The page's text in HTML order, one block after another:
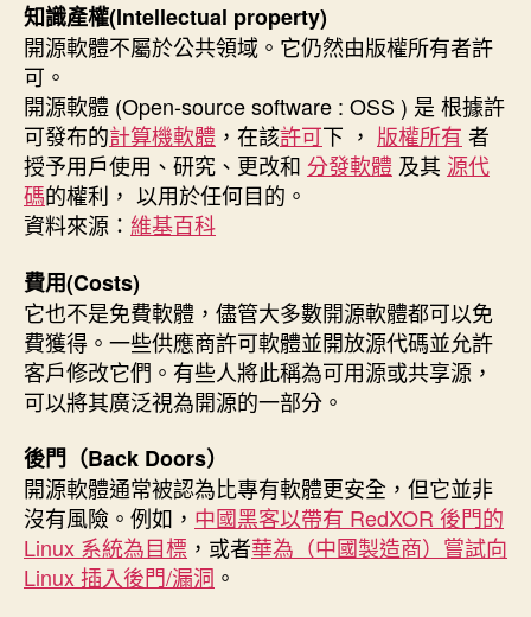
知識產權(Intellectual property)
開源軟體不屬於公共領域。它仍然由版權所有者許
可。
開源軟體 (Open-source software : OSS ) 是 根據許
可發布的計算機軟體 ，在該許可下 ， 版權所有 者
授予用戶使用、研究、更改和 分發軟體 及其 源代
碼的權利， 以用於任何目的。
資料來源： 維基百科
費用(Costs)
它也不是免費軟體，儘管大多數開源軟體都可以免
費獲得。一些供應商許可軟體並開放源代碼並允許
客戶修改它們。有些人將此稱為可用源或共享源，
可以將其廣泛視為開源的一部分。
後門（Back Doors）
開源軟體通常被認為比專有軟體更安全，但它並非
沒有風險。例如， 中國黑客以帶有 RedXOR 後門的
Linux 系統為目標 ，或者華為（中國製造商）嘗試向
Linux 插入後門/漏洞 。